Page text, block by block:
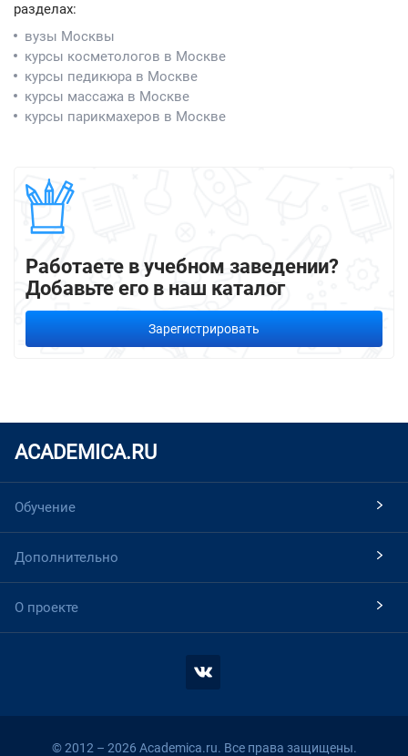
разделах:
вузы Москвы
курсы косметологов в Москве
курсы педикюра в Москве
курсы массажа в Москве
курсы парикмахеров в Москве
Работаете в учебном заведении?
Добавьте его в наш каталог
Зарегистрировать
ACADEMICA.RU
Обучение
Дополнительно
О проекте
© 2012 – 2026 Academica.ru. Все права защищены.